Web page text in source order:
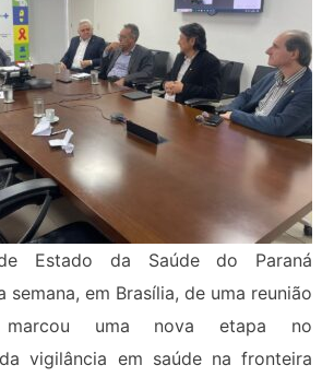
semana, em Brasília, de uma reunião
uma nova etapa no
vigilância em saúde na fronteira